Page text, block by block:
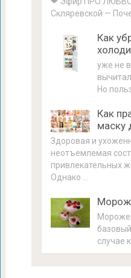
Скляревской —
Как
уже не
Но
Как
маску
Здоровая и
неотъемлемая
привлекательных
Однако …
случае к